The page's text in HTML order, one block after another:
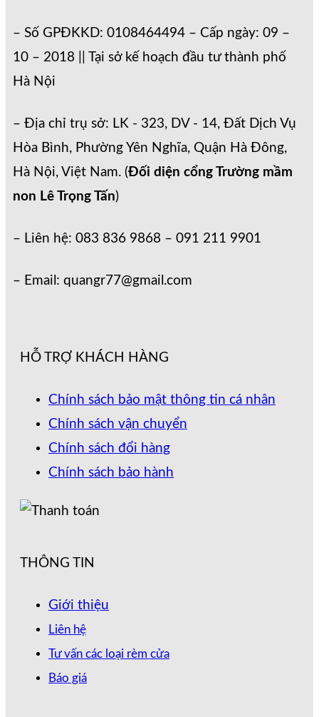
– Số GPĐKKD: 0108464494 – Cấp ngày: 09 –
10 – 2018 || Tại sở kế hoạch đầu tư thành phố
Hà Nội
– Địa chỉ trụ sở: LK - 323, DV - 14, Đất Dịch Vụ
Hòa Bình, Phường Yên Nghĩa, Quận Hà Đông,
Hà Nội, Việt Nam. (Đối diện cổng Trường mầm
non Lê Trọng Tấn)
– Liên hệ: 083 836 9868 – 091 211 9901
– Email: quangr77@gmail.com
HỖ TRỢ KHÁCH HÀNG
Chính sách bảo mật thông tin cá nhân
Chính sách vận chuyển
Chính sách đổi hàng
Chính sách bảo hành
THÔNG TIN
Giới thiệu
Liên hệ
Tư vấn các loại rèm cửa
Báo giá